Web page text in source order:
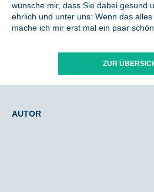
wünsche mir, dass Sie dabei gesund
ehrlich und unter uns: Wenn das
mache ich mir erst mal ein paar
ZUR
AUTOR